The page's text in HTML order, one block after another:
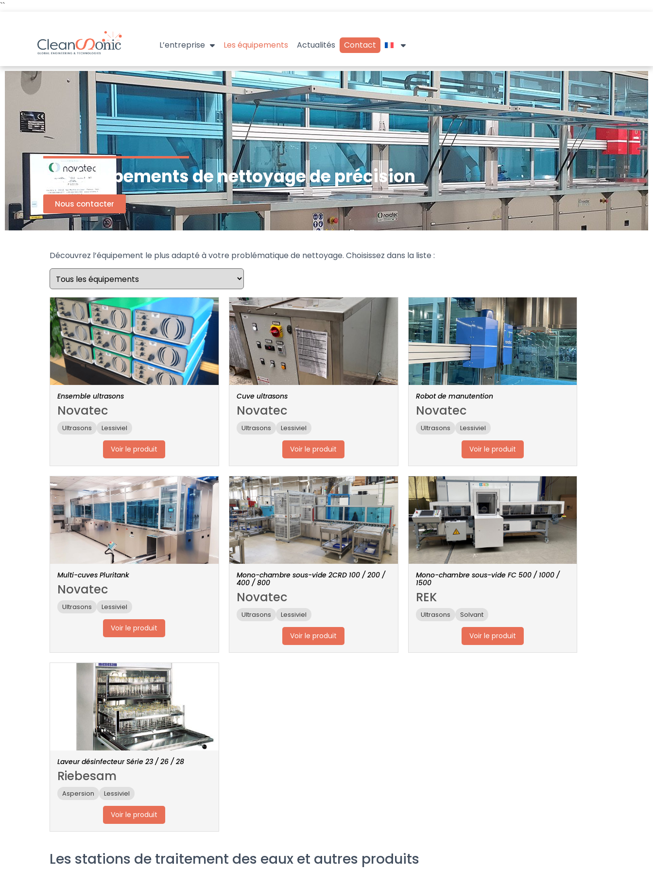
``
L’entreprise Les équipements Actualités Contact
Les équipements de nettoyage de précision
Nous contacter
Découvrez l’équipement le plus adapté à votre problématique de nettoyage. Choisissez dans la liste :
Ensemble ultrasons
Novatec
Ultrasons Lessiviel
Voir le produit
Cuve ultrasons
Novatec
Ultrasons Lessiviel
Voir le produit
Robot de manutention
Novatec
Ultrasons Lessiviel
Voir le produit
Multi-cuves Pluritank
Novatec
Ultrasons Lessiviel
Voir le produit
Mono-chambre sous-vide 2CRD 100 / 200 /
400 / 800
Novatec
Ultrasons Lessiviel
Voir le produit
Mono-chambre sous-vide FC 500 / 1000 /
1500
REK
Ultrasons Solvant
Voir le produit
Laveur désinfecteur Série 23 / 26 / 28
Riebesam
Aspersion Lessiviel
Voir le produit
Les stations de traitement des eaux et autres produits